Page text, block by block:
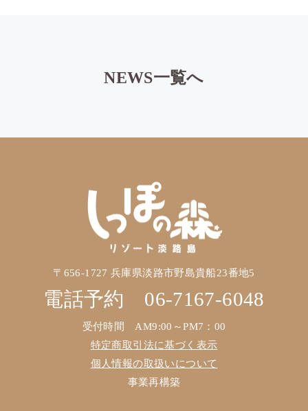
NEWS一覧へ
〒656-1727 兵庫県淡路市野島貴船23番地5
電話予約 06-7167-6048
受付時間 AM9:00～PM7：00
特定商取引法に基づく表示
個人情報の取扱いについて
事業再構築